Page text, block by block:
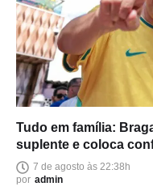
Tudo em família:
suplente e coloca
política
7 de agosto às 22:38h
por admin